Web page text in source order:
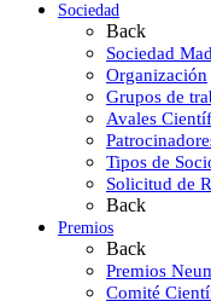
Sociedad
Back
Sociedad
Organización
Grupos de
Avales
Tipos de
Solicitud de
Back
Premios
Back
Premios
Comité